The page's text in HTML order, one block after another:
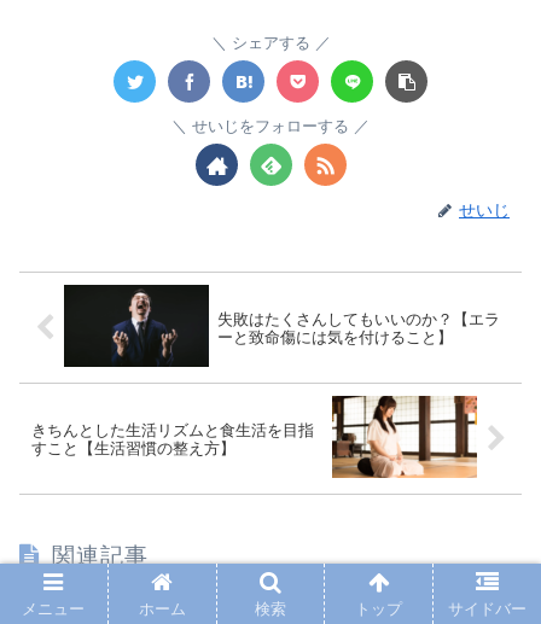
シェアする
せいじをフォローする
せいじ
失敗はたくさんしてもいいのか？【エラ
ーと致命傷には気を付けること】
きちんとした生活リズムと食生活を目指
すこと【生活習慣の整え方】
関連記事
メニュー ホーム 検索 トップ サイドバー